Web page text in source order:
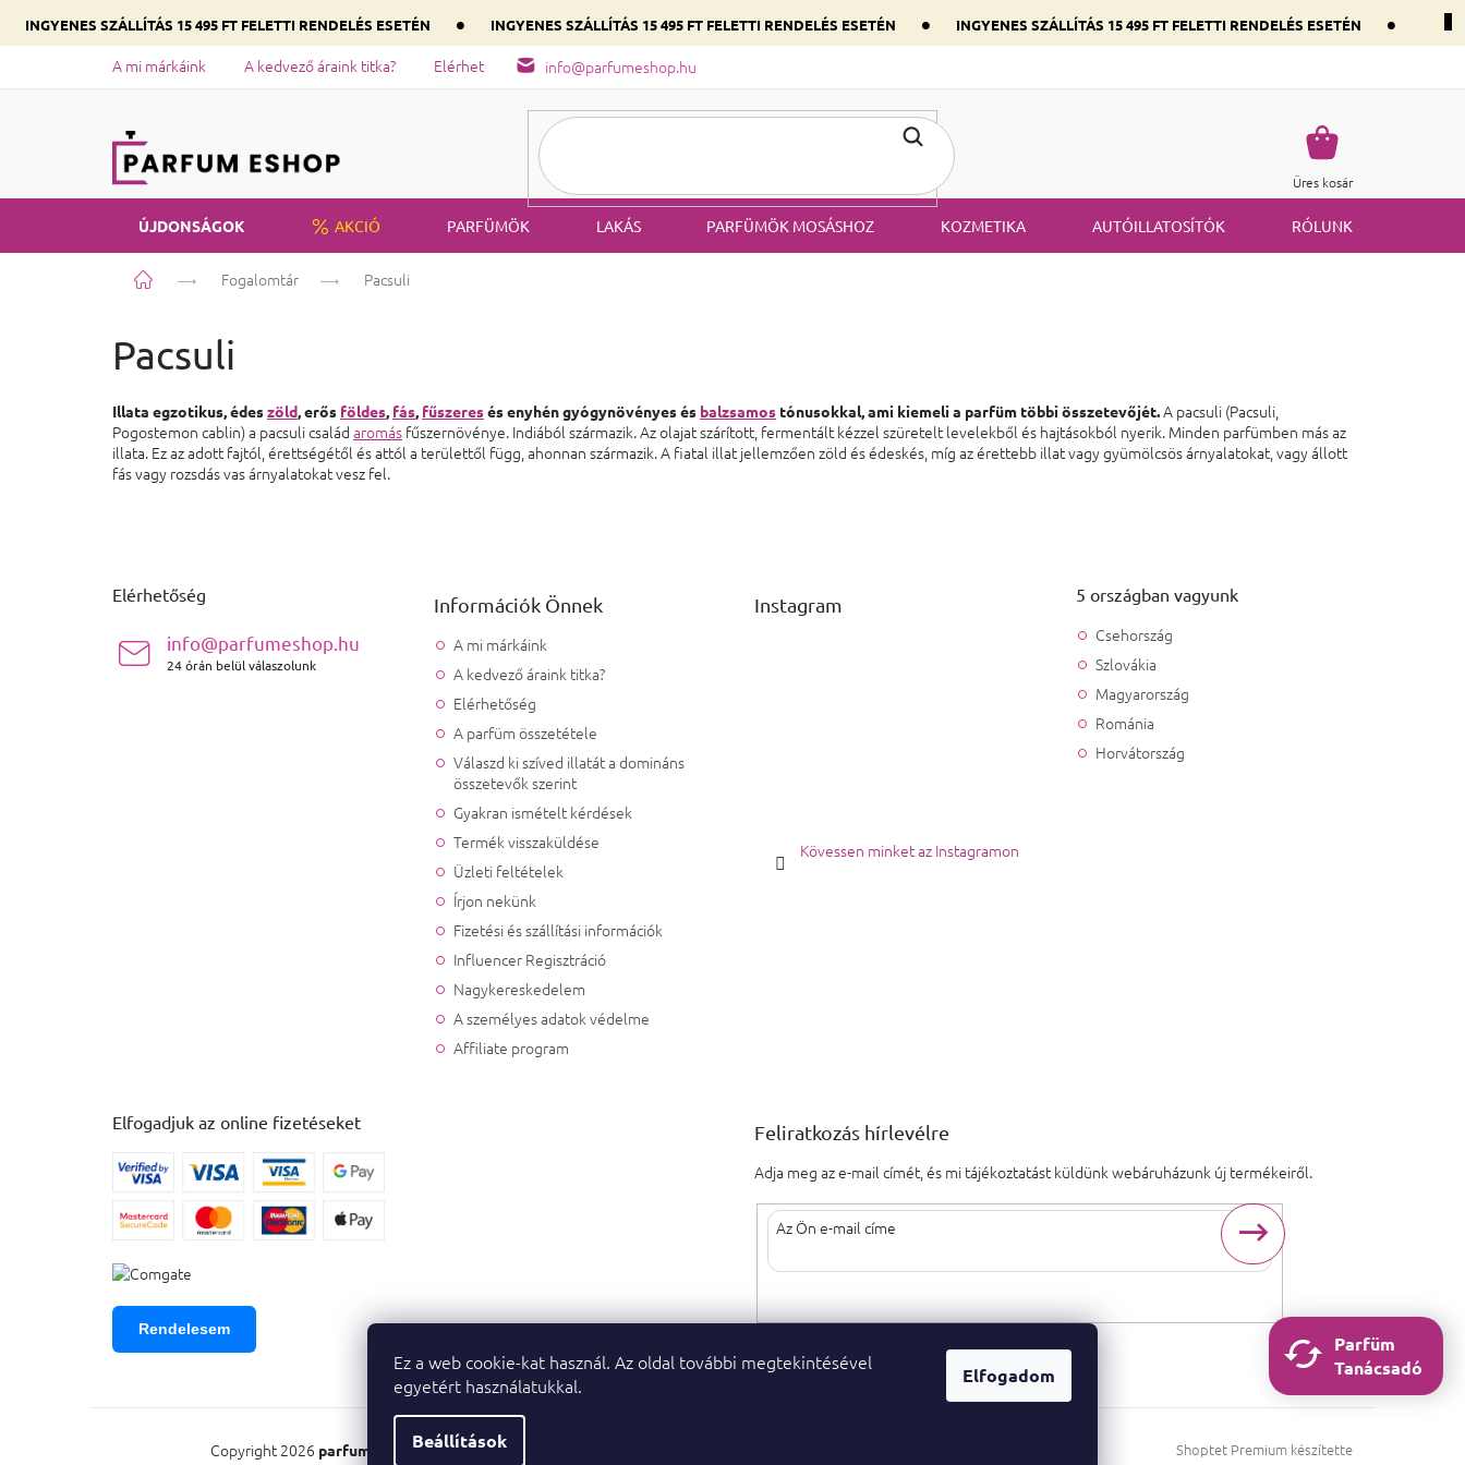
Ez a web cookie-kat használ. Az oldal további megtekintésével
egyetért használatukkal.
Beállítások
Elfogadom
INGYENES SZÁLLÍTÁS 15 495 FT FELETTI RENDELÉS ESETÉN • INGYENES SZÁLLÍTÁS 15 495 FT FELETTI RENDELÉS ESETÉN • INGYENES SZÁLLÍTÁS 15 495 FT FELETTI RENDELÉS ESETÉN •
info@parfumeshop.hu
A mi márkáink A kedvező áraink titka? Elérhetőség A parfüm összetétele
Kosár
Üres kosár
ÚJDONSÁGOK AKCIÓ PARFÜMÖK LAKÁS PARFÜMÖK MOSÁSHOZ KOZMETIKA AUTÓILLATOSÍTÓK RÓLUNK
Kezdőlap Fogalomtár Pacsuli
Pacsuli
Illata egzotikus, édeszöld, erős földes, fás, fűszeresés enyhén gyógynövényes és balzsamos tónusokkal,ami kiemeli a parfüm többi összetevőjét.A pacsuli (Pacsuli,
Pogostemon cablin) a pacsuli család aromás fűszernövénye. Indiából származik. Az olajat szárított, fermentált kézzel szüretelt levelekből és hajtásokból nyerik. Minden parfümben más az
illata. Ez az adott fajtól, érettségétől és attól a területtől függ, ahonnan származik. A fiatal illat jellemzően zöld és édeskés, míg az érettebb illat vagy gyümölcsös árnyalatokat, vagy állott
fás vagy rozsdás vas árnyalatokat vesz fel.
Elérhetőség
info@parfumeshop.hu
24 órán belül válaszolunk
Információk Önnek
A mi márkáink
A kedvező áraink titka?
Elérhetőség
A parfüm összetétele
Válaszd ki szíved illatát a domináns
összetevők szerint
Gyakran ismételt kérdések
Termék visszaküldése
Üzleti feltételek
Írjon nekünk
Fizetési és szállítási információk
Influencer Regisztráció
Nagykereskedelem
A személyes adatok védelme
Affiliate program
Instagram
Kövessen minket az Instagramon
5 országban vagyunk
Csehország
Szlovákia
Magyarország
Románia
Horvátország
Elfogadjuk az online fizetéseket
Rendelesem
Feliratkozás hírlevélre
Adja meg az e-mail címét, és mi tájékoztatást küldünk webáruházunk új termékeiről.
Shoptet Premium készítette
Copyright 2026 parfumeshop.hu. Minden jog fenntartva.
Parfüm
Tanácsadó